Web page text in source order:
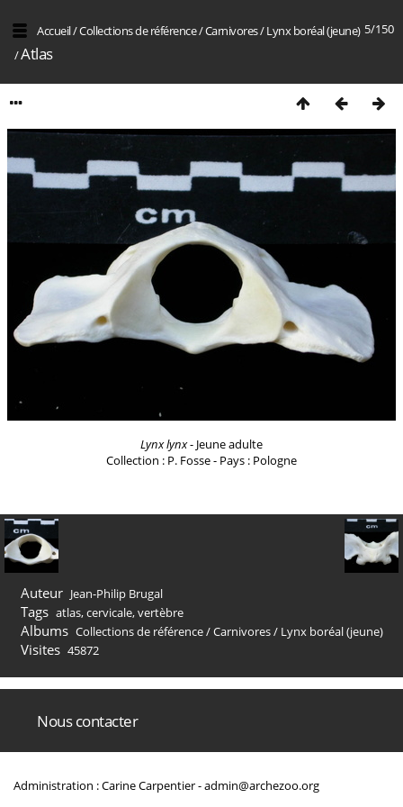
5/150
Accueil/Collections de référence/Carnivores/Lynx boréal (jeune)
/Atlas
Lynx lynx- Jeune adulte
Collection : P. Fosse - Pays : Pologne
Auteur Jean-Philip Brugal
Tags atlas,cervicale,vertèbre
Albums Collections de référence/Carnivores/ Lynx boréal (jeune)
Visites 45872
Nous contacter
Administration : Carine Carpentier -admin@archezoo.org